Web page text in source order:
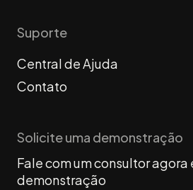
Suporte
Central de Ajuda
Contato
Solicite uma demonstração
Fale com um consultor agora
demonstração